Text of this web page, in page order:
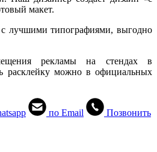
макет.
с лучшими типографиями, выгодно
рекламы на стендах в
расклейку можно в официальных
по Email Позвонить